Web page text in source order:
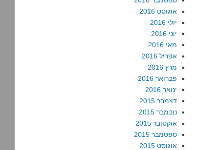
אוגוסט 2016
יולי 2016
יוני 2016
מאי 2016
אפריל 2016
מרץ 2016
פברואר 2016
ינואר 2016
דצמבר 2015
נובמבר 2015
אוקטובר 2015
ספטמבר 2015
אוגוסט 2015